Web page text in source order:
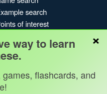
search
of interest
search history
index
Blog
×
way to learn
flashcards, and